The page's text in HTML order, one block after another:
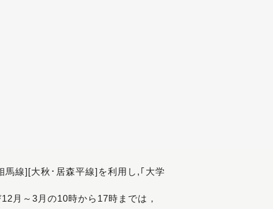
線][大秋･居森平線]を利用し,｢大学
月～3月の10時から17時までは，